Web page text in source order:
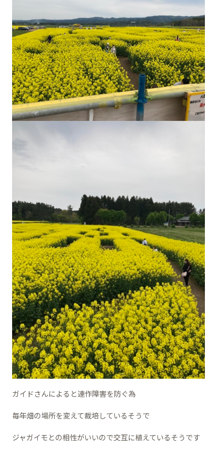
ガイドさんによると連作障害を防ぐ為
毎年畑の場所を変えて裁培しているそうで
ジャガイモとの相性がいいので交互に植えているそうです